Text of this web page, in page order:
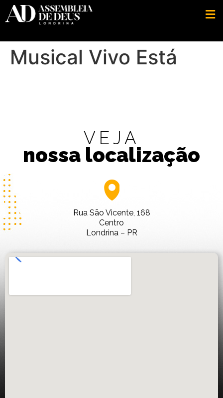
Musical Vivo Está
VEJA
nossa localização
Rua São Vicente, 168
Centro
Londrina – PR